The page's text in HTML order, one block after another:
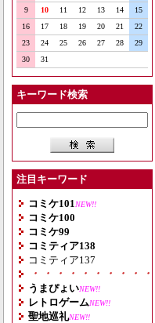
9
10 11 12 13 14
15
16
17 18 19 20 21
22
23
24 25 26 27 28
29
30
31
キーワード検索
注目キーワード
コミケ101 NEW!!
コミケ100
コミケ99
コミティア138
コミティア137
・・・・・・・・・
うまぴょいNEW!!
レトロゲームNEW!!
聖地巡礼NEW!!